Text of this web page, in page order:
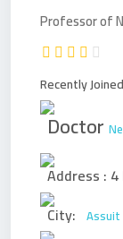
Professor of
Recently Joined
Doctor
Address : 4
City: Assuit